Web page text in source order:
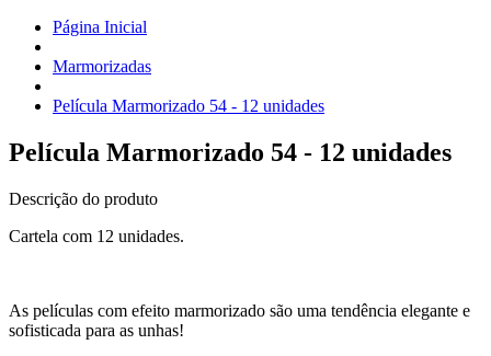
Página Inicial
Marmorizadas
Película Marmorizado 54 - 12 unidades
Película Marmorizado 54 - 12 unidades
Descrição do produto
Cartela com 12 unidades.
As películas com efeito marmorizado são uma tendência elegante e
sofisticada para as unhas!